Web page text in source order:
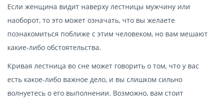
Если женщина видит наверху лестницы мужчину или
наоборот, то это может означать, что вы желаете
познакомиться поближе с этим человеком, но вам мешают
какие-либо обстоятельства.
Кривая лестница во сне может говорить о том, что у вас
есть какое-либо важное дело, и вы слишком сильно
волнуетесь о его выполнении. Возможно, вам стоит